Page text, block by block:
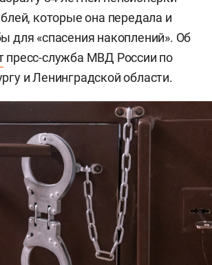
которые она передала и
для «спасения накоплений». Об
пресс-служба МВД России по
и Ленинградской области.